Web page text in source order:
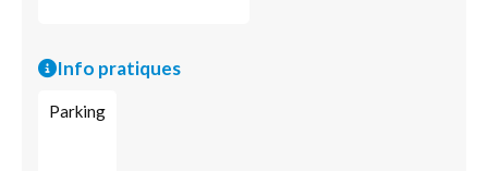
Info pratiques
Parking